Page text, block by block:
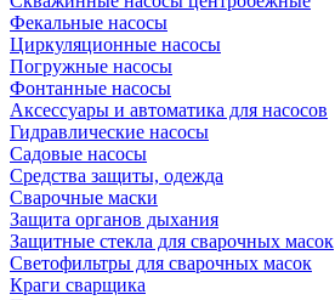
Фекальные насосы
Циркуляционные насосы
Погружные насосы
Фонтанные насосы
Аксессуары и автоматика для насосов
Гидравлические насосы
Садовые насосы
Средства защиты, одежда
Сварочные маски
Защита органов дыхания
Защитные стекла для сварочных масок
Светофильтры для сварочных масок
Краги сварщика